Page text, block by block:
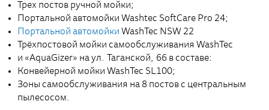
Трех постов ручной мойки;
Портальной автомойки Washtec SoftCare Pro 24;
Портальной автомойки WashTec NSW 22
Трёхпостовой мойки самообслуживания WashTec
и «AquaGizer» на ул. Таганской, 66 в составе:
Конвейерной мойки WashTec SL100;
Зоны самообслуживания на 8 постов с центральным
пылесосом.